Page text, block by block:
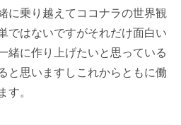
に乗り越えてココナラの世界観
ではないですがそれだけ面白い
緒に作り上げたいと思っている
と思いますしこれからともに働
。